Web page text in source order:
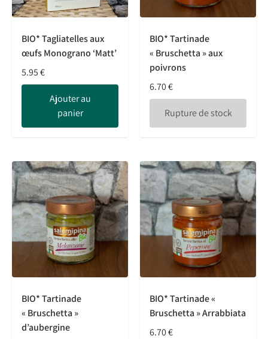
BIO* Tagliatelles aux
œufs Monograno ‘Matt’
5.95€
Ajouter au
panier
BIO* Tartinade
« Bruschetta » aux
poivrons
6.70€
Rupture de stock
BIO* Tartinade
« Bruschetta »
d’aubergine
BIO* Tartinade «
Bruschetta » Arrabbiata
6.70€